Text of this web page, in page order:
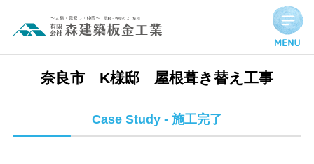
奈良市 K様邸 屋根葺き替え工事 | 施工完了実績
奈良市 K様邸 屋根葺き替え工事
Case Study - 施工完了